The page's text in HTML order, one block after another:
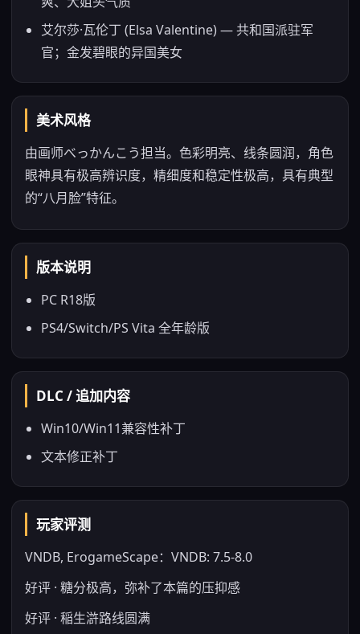
艾尔莎·瓦伦丁 (Elsa Valentine) — 共和国派驻军
官；金发碧眼的异国美女
美术风格
由画师べっかんこう担当。色彩明亮、线条圆润，角色
眼神具有极高辨识度，精细度和稳定性极高，具有典型
的“八月脸”特征。
版本说明
PC R18版
PS4/Switch/PS Vita 全年龄版
DLC / 追加内容
Win10/Win11兼容性补丁
文本修正补丁
玩家评测
VNDB, ErogameScape：VNDB: 7.5-8.0
好评 · 糖分极高，弥补了本篇的压抑感
好评 · 稲生滸路线圆满